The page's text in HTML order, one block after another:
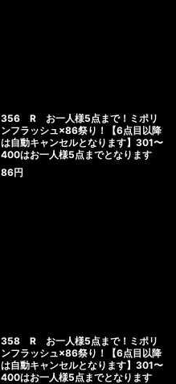
356 R お一人様5点まで！ミポリ
ンフラッシュ×86祭り！【6点目以降
は自動キャンセルとなります】301〜
400はお一人様5点までとなります
86円
358 R お一人様5点まで！ミポリ
ンフラッシュ×86祭り！【6点目以降
は自動キャンセルとなります】301〜
400はお一人様5点までとなります